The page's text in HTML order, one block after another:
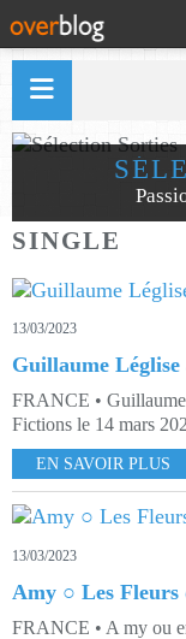
SINGLE
13/03/2023
Guillaume Léglise
FRANCE •
Fictions le 14 mars
EN SAVOIR PLUS
13/03/2023
Amy ○ Les Fleurs
FRANCE • A my ou